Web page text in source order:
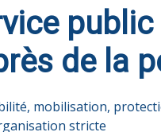
de la
mobilisation,
stricte